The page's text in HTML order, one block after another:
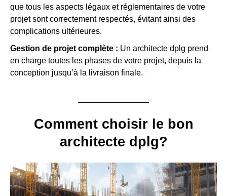
que tous les aspects légaux et réglementaires de votre
projet sont correctement respectés, évitant ainsi des
complications ultérieures.
Gestion de projet complète : Un architecte dplg prend
en charge toutes les phases de votre projet, depuis la
conception jusqu’à la livraison finale.
Comment choisir le bon
architecte dplg?